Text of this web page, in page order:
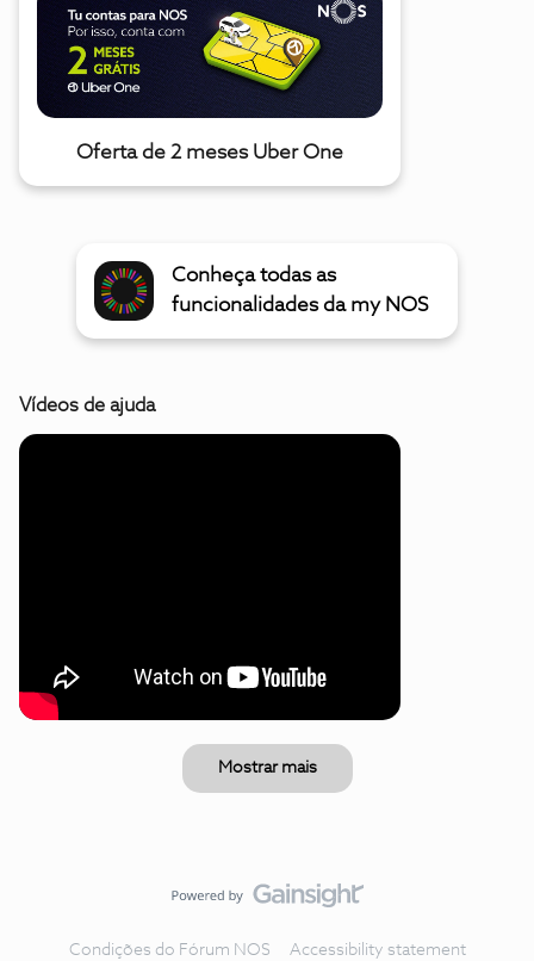
Oferta de 2 meses Uber One
Conheça todas as
funcionalidades da my NOS
Vídeos de ajuda
Mostrar mais
Condições do Fórum NOS Accessibility statement